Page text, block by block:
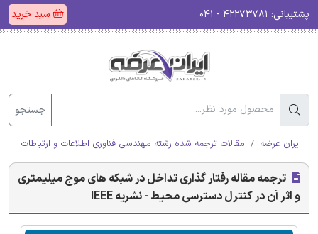
پشتیبانی: سبد خرید
جستجو
ایران عرضه مقالات ترجمه شده رشته مهندسی فناوری اطلاعات و ارتباطات (ICT)
ترجمه مقاله رفتار گذاری تداخل در شبکه های موج میلیمتری
و اثر آن در کنترل دسترسی محیط - نشریه IEEE